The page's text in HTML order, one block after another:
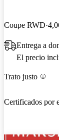
Coupe RWD
Entrega a
El precio
Trato justo
Certificados por